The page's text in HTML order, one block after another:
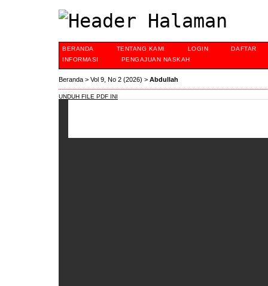
BERANDA TENTANG KAMI LOGIN
DAFTAR
INFORMASI
PENGAJUAN NASKAH
Beranda > Vol 9, No 2 (2026) > Abdullah
UNDUH FILE PDF INI